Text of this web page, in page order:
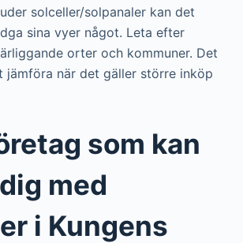
solceller/solpanaler kan det
sina vyer något. Leta efter
orter och kommuner. Det
jämföra när det gäller större inköp
som kan
med
i Kungens